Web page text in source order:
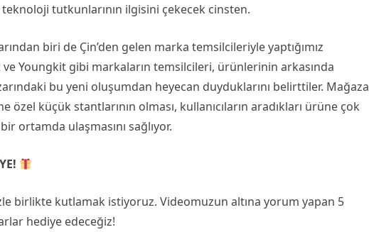
tutkunlarının ilgisini çekecek cinsten.
biri de Çin’den gelen marka temsilcileriyle yaptığımız
Youngkit gibi markaların temsilcileri, ürünlerinin arkasında
bu yeni oluşumdan heyecan duyduklarını belirttiler. Mağaza
özel küçük stantlarının olması, kullanıcıların aradıkları ürüne çok
ortamda ulaşmasını sağlıyor.
birlikte kutlamak istiyoruz. Videomuzun altına yorum yapan 5
hediye edeceğiz!